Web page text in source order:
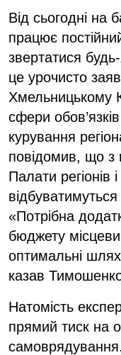
Від сьогодні на
працює
звертатися
це урочисто
Хмельницькому
сфери
курування
повідомив, що з
Палати регіонів
«Потрібна
бюджету
оптимальні
казав
Натомість
прямий тиск на